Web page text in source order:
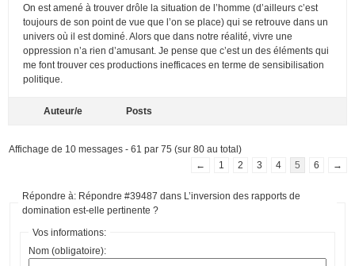
On est amené à trouver drôle la situation de l’homme (d’ailleurs c’est
toujours de son point de vue que l’on se place) qui se retrouve dans un
univers où il est dominé. Alors que dans notre réalité, vivre une
oppression n’a rien d’amusant. Je pense que c’est un des éléments qui
me font trouver ces productions inefficaces en terme de sensibilisation
politique.
Auteur/e Posts
Affichage de 10 messages - 61 par 75 (sur 80 au total)
←
1 2 3 4 5 6 →
Répondre à: Répondre #39487 dans L’inversion des rapports de
domination est-elle pertinente ?
Vos informations:
Nom (obligatoire):